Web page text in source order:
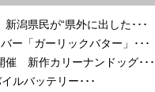
潟県民が“県外に出した･･･
ー「ガーリックバター」･･･
催 新作カリーナンドッグ･･･
ルバッテリー･･･